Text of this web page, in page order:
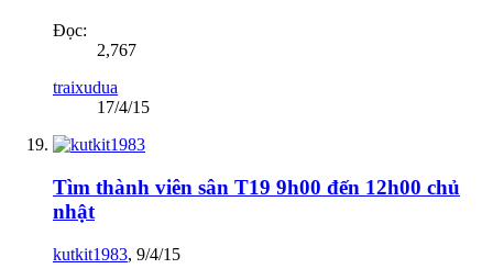
Đọc:
2,767
traixudua
17/4/15
Tìm thành viên sân T19 9h00 đến 12h00 chủ
nhật
kutkit1983, 9/4/15